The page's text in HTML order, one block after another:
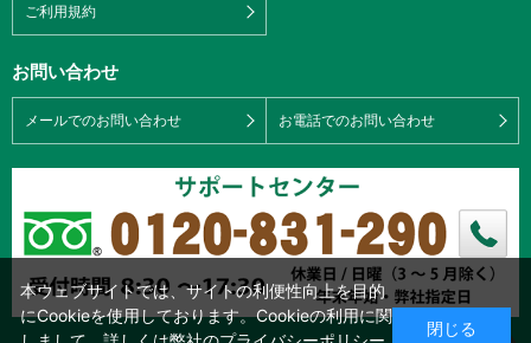
ご利用規約
お問い合わせ
メールでのお問い合わせ お電話でのお問い合わせ
本ウェブサイトでは、サイトの利便性向上を目的
にCookieを使用しております。Cookieの利用に関
閉じる